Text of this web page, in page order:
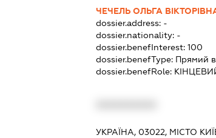
ЧЕЧЕЛЬ ОЛЬГА
dossier.address: -
dossier.nationality: -
dossier.benefInterest: 100
dossier.benefType: Прямий
dossier.benefRole:
УКРАЇНА, 03022, МІСТО